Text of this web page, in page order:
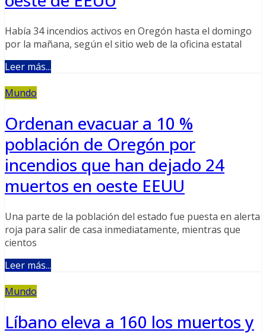
Había 34 incendios activos en Oregón hasta el domingo
por la mañana, según el sitio web de la oficina estatal
Leer más...
Mundo
Ordenan evacuar a 10 %
población de Oregón por
incendios que han dejado 24
muertos en oeste EEUU
Una parte de la población del estado fue puesta en alerta
roja para salir de casa inmediatamente, mientras que
cientos
Leer más...
Mundo
Líbano eleva a 160 los muertos y